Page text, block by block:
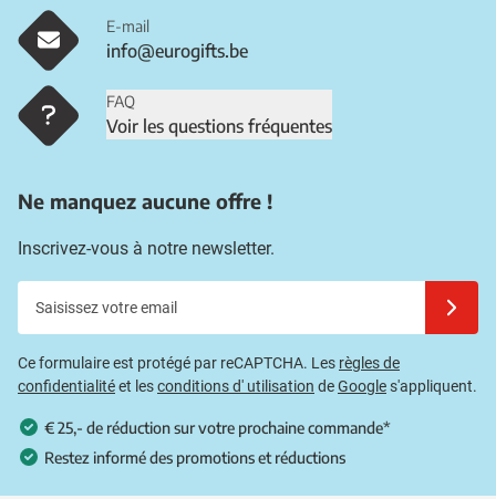
E-mail
info@eurogifts.be
FAQ
Voir les questions fréquentes
Ne manquez aucune offre !
Inscrivez-vous à notre newsletter.
Ce formulaire est protégé par reCAPTCHA. Les règles de
confidentialitéet lesconditions d' utilisation deGoogles'appliquent.
€ 25,- de réduction sur votre prochaine commande*
Restez informé des promotions et réductions